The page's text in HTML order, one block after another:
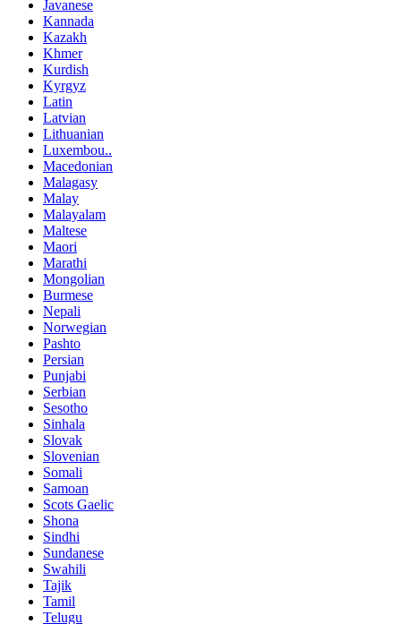
Javanese
Kannada
Kazakh
Khmer
Kurdish
Kyrgyz
Latin
Latvian
Lithuanian
Luxembou..
Macedonian
Malagasy
Malay
Malayalam
Maltese
Maori
Marathi
Mongolian
Burmese
Nepali
Norwegian
Pashto
Persian
Punjabi
Serbian
Sesotho
Sinhala
Slovak
Slovenian
Somali
Samoan
Scots Gaelic
Shona
Sindhi
Sundanese
Swahili
Tajik
Tamil
Telugu